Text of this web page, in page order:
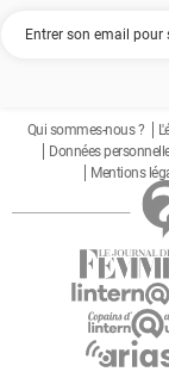
Qui sommes-nous ?
Données
Mentions